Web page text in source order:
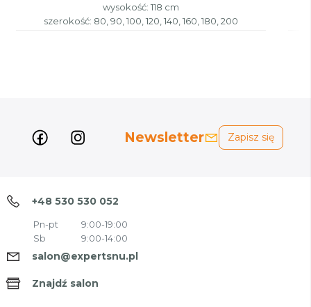
wysokość: 118 cm
szerokość: 80, 90, 100, 120, 140, 160, 180, 200
Newsletter Zapisz się
+48 530 530 052
Pn-pt
9:00-19:00
Sb
9:00-14:00
salon@expertsnu.pl
Znajdź salon